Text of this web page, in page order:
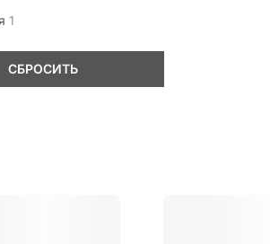
1
СБРОСИТЬ